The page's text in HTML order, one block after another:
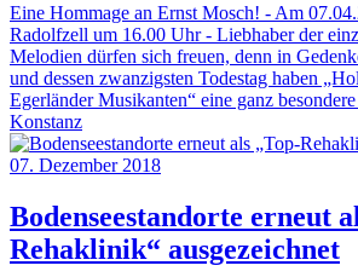
Eine Hommage an Ernst Mosch! - Am
Radolfzell um 16.00 Uhr - Liebhaber der
Melodien dürfen sich freuen, denn in
und dessen zwanzigsten Todestag haben
Egerländer Musikanten“ eine ganz
Konstanz
07. Dezember 2018
Bodenseestandorte erneut
Rehaklinik“ ausgezeichnet